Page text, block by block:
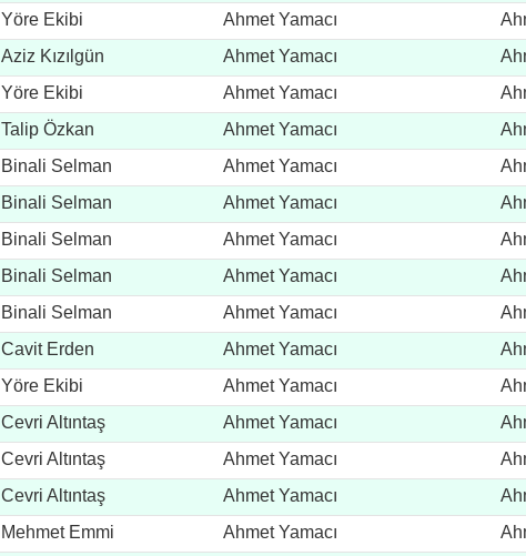
Yöre Ekibi Ahmet Yamacı
Aziz Kızılgün Ahmet Yamacı
Yöre Ekibi Ahmet Yamacı
Talip Özkan Ahmet Yamacı
Binali Selman Ahmet Yamacı
Binali Selman Ahmet Yamacı
Binali Selman Ahmet Yamacı
Binali Selman Ahmet Yamacı
Binali Selman Ahmet Yamacı
Cavit Erden Ahmet Yamacı
Yöre Ekibi Ahmet Yamacı
Cevri Altıntaş Ahmet Yamacı
Cevri Altıntaş Ahmet Yamacı
Cevri Altıntaş Ahmet Yamacı
Mehmet Emmi Ahmet Yamacı